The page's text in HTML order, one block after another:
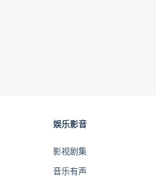
娱乐影音
影视剧集
音乐有声